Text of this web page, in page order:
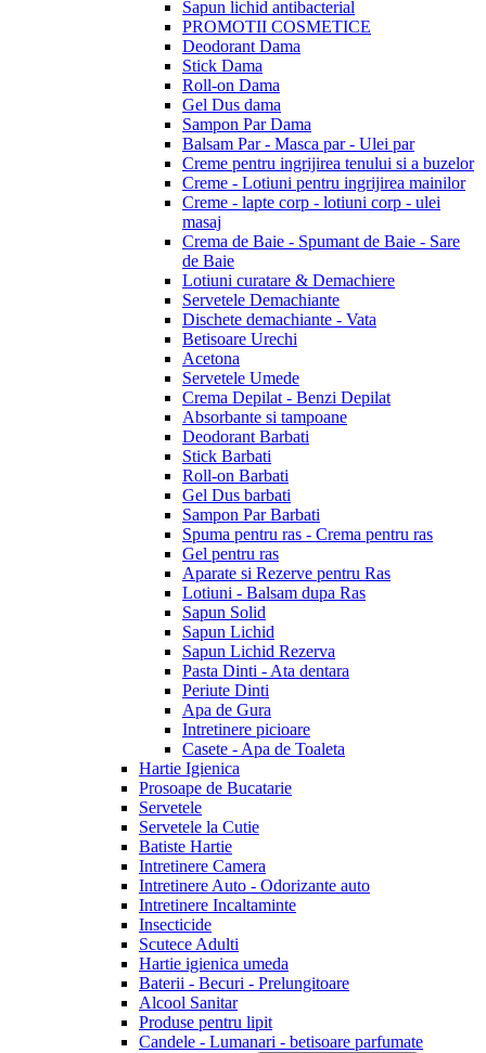
Sapun lichid antibacterial
PROMOTII COSMETICE
Deodorant Dama
Stick Dama
Roll-on Dama
Gel Dus dama
Sampon Par Dama
Balsam Par - Masca par - Ulei par
Creme pentru ingrijirea tenului si a buzelor
Creme - Lotiuni pentru ingrijirea mainilor
Creme - lapte corp - lotiuni corp - ulei
masaj
Crema de Baie - Spumant de Baie - Sare
de Baie
Lotiuni curatare & Demachiere
Servetele Demachiante
Dischete demachiante - Vata
Betisoare Urechi
Acetona
Servetele Umede
Crema Depilat - Benzi Depilat
Absorbante si tampoane
Deodorant Barbati
Stick Barbati
Roll-on Barbati
Gel Dus barbati
Sampon Par Barbati
Spuma pentru ras - Crema pentru ras
Gel pentru ras
Aparate si Rezerve pentru Ras
Lotiuni - Balsam dupa Ras
Sapun Solid
Sapun Lichid
Sapun Lichid Rezerva
Pasta Dinti - Ata dentara
Periute Dinti
Apa de Gura
Intretinere picioare
Casete - Apa de Toaleta
Hartie Igienica
Prosoape de Bucatarie
Servetele
Servetele la Cutie
Batiste Hartie
Intretinere Camera
Intretinere Auto - Odorizante auto
Intretinere Incaltaminte
Insecticide
Scutece Adulti
Hartie igienica umeda
Baterii - Becuri - Prelungitoare
Alcool Sanitar
Produse pentru lipit
Candele - Lumanari - betisoare parfumate